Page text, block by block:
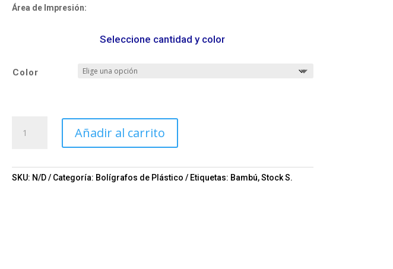
Área de Impresión:
Seleccione cantidad y color
Color
Verywood
.05-
Añadir al carrito
SKU: N/D Categoría: Bolígrafos de Plástico Etiquetas: Bambú,Stock S.